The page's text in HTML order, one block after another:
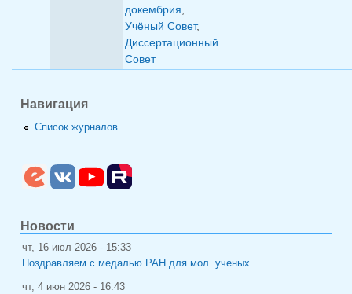
докембрия
Учёный Совет,
Диссертационный
Совет
Навигация
Список журналов
Новости
чт, 16 июл 2026 - 15:33
Поздравляем с медалью РАН для мол. ученых
чт, 4 июн 2026 - 16:43